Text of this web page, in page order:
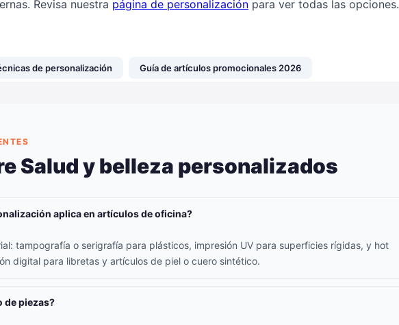
Revisa nuestra página de personalización para ver todas las opciones.
de personalización Guía de artículos promocionales 2026
Salud y belleza personalizados
aplica en artículos de oficina?
tampografía o serigrafía para plásticos, impresión UV para superficies rígidas, y hot
digital para libretas y artículos de piel o cuero sintético.
de piezas?